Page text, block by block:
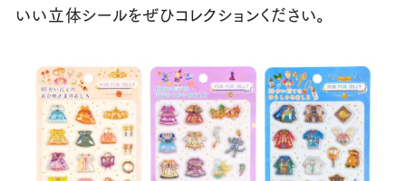
いい立体シールをぜひコレクションください。